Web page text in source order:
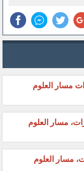
مسار العلوم
مقررات، مسار العلوم
مسار العلوم